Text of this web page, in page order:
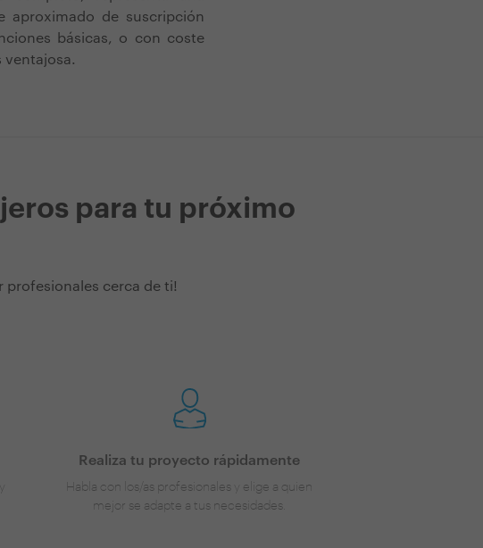
aproximado de suscripción
básicas, o con coste
ventajosa.
para tu próximo
profesionales cerca de ti!
Realiza tu proyecto rápidamente
Habla con los/as profesionales y elige a quien
mejor se adapte a tus necesidades.